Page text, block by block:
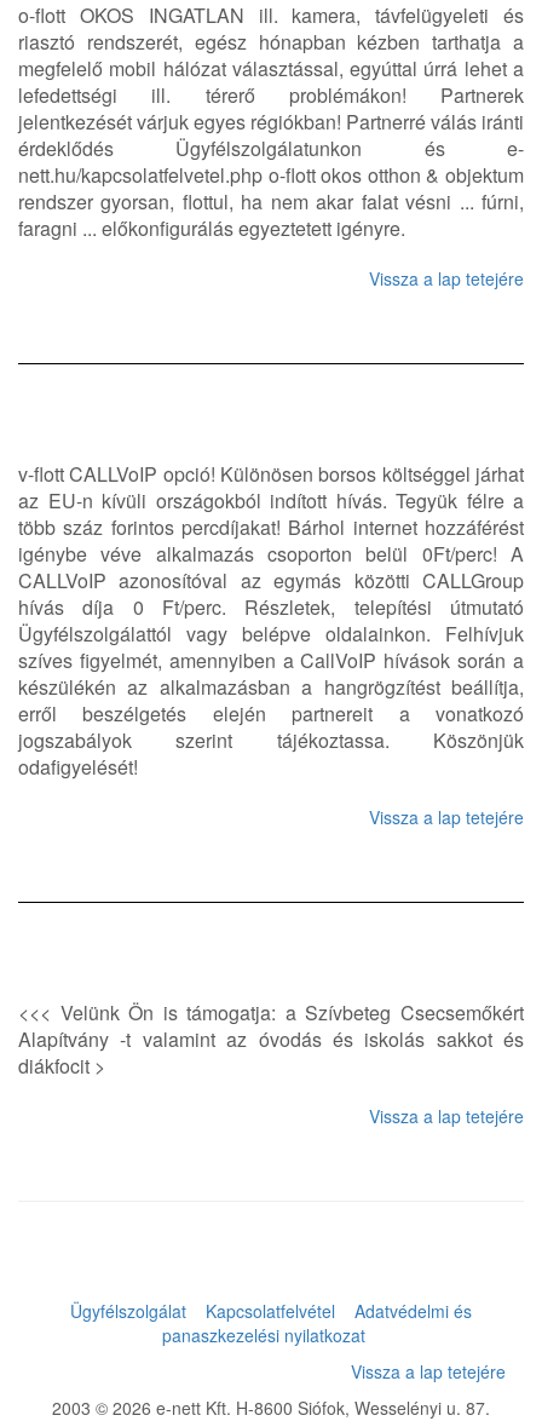
o-flott OKOS INGATLAN ill. kamera, távfelügyeleti és
riasztó rendszerét, egész hónapban kézben tarthatja a
megfelelő mobil hálózat választással, egyúttal úrrá lehet a
lefedettségi ill. térerő problémákon! Partnerek
jelentkezését várjuk egyes régiókban! Partnerré válás iránti
érdeklődés Ügyfélszolgálatunkon és e-
nett.hu/kapcsolatfelvetel.php o-flott okos otthon & objektum
rendszer gyorsan, flottul, ha nem akar falat vésni ... fúrni,
faragni ... előkonfigurálás egyeztetett igényre.
Vissza a lap tetejére
v-flott CALLVoIP opció! Különösen borsos költséggel járhat
az EU-n kívüli országokból indított hívás. Tegyük félre a
több száz forintos percdíjakat! Bárhol internet hozzáférést
igénybe véve alkalmazás csoporton belül 0Ft/perc! A
CALLVoIP azonosítóval az egymás közötti CALLGroup
hívás díja 0 Ft/perc. Részletek, telepítési útmutató
Ügyfélszolgálattól vagy belépve oldalainkon. Felhívjuk
szíves figyelmét, amennyiben a CallVoIP hívások során a
készülékén az alkalmazásban a hangrögzítést beállítja,
erről beszélgetés elején partnereit a vonatkozó
jogszabályok szerint tájékoztassa. Köszönjük
odafigyelését!
Vissza a lap tetejére
<<< Velünk Ön is támogatja: a Szívbeteg Csecsemőkért
Alapítvány -t valamint az óvodás és iskolás sakkot és
diákfocit >
Vissza a lap tetejére
Ügyfélszolgálat Kapcsolatfelvétel
Adatvédelmi és
panaszkezelési nyilatkozat
Vissza a lap tetejére
2003 © 2026 e-nett Kft. H-8600 Siófok, Wesselényi u. 87.